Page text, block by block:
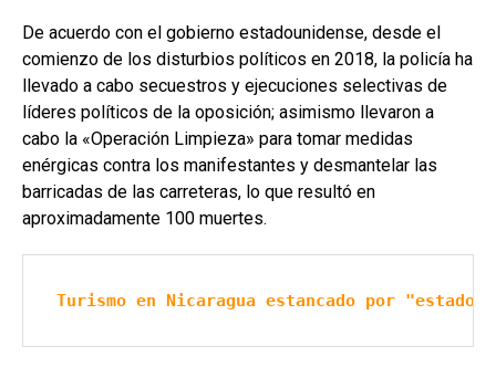
De acuerdo con el gobierno estadounidense, desde el
comienzo de los disturbios políticos en 2018, la policía ha
llevado a cabo secuestros y ejecuciones selectivas de
líderes políticos de la oposición; asimismo llevaron a
cabo la «Operación Limpieza» para tomar medidas
enérgicas contra los manifestantes y desmantelar las
barricadas de las carreteras, lo que resultó en
aproximadamente 100 muertes.
Turismo en Nicaragua estancado por